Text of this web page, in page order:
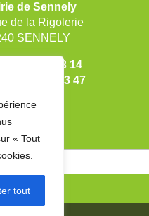
« Tout
tout
de Sennely
de la Rigolerie
SENNELY
: 02 38 76 93 14
: 02 38 49 63 47